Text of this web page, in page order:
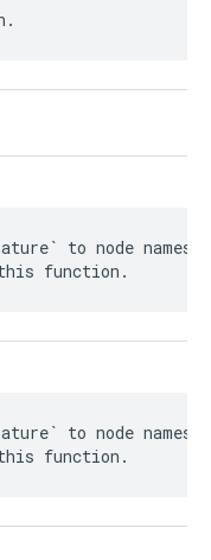
to node names in
function.
to node names in
function.